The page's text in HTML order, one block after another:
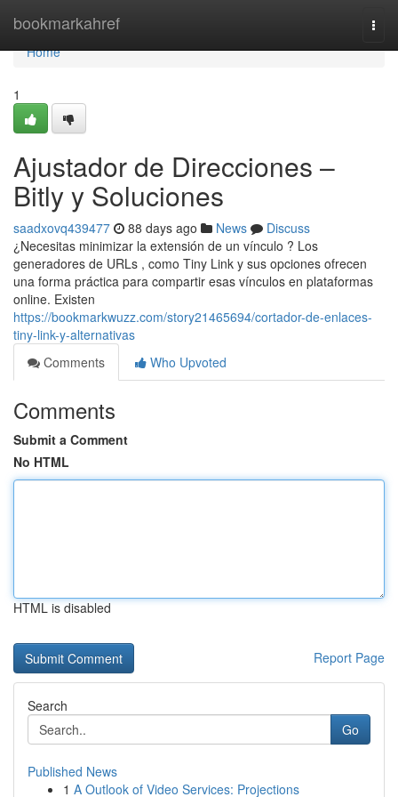
bookmarkahref
Home
Home
1
Ajustador de Direcciones –
Bitly y Soluciones
saadxovq439477 88 days ago News
Discuss
¿Necesitas minimizar la extensión de un vínculo ? Los
generadores de URLs , como Tiny Link y sus opciones ofrecen
una forma práctica para compartir esas vínculos en plataformas
online. Existen
https://bookmarkwuzz.com/story21465694/cortador-de-enlaces-
tiny-link-y-alternativas
Comments
Who Upvoted
Comments
Submit a Comment
No HTML
HTML is disabled
Report Page
Search
Go
Published News
1 A Outlook of Video Services: Projections